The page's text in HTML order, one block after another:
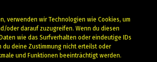
verwenden wir Technologien wie Cookies, um
oder darauf zuzugreifen. Wenn du diesen
wie das Surfverhalten oder eindeutige IDs
deine Zustimmung nicht erteilst oder
und Funktionen beeinträchtigt werden.